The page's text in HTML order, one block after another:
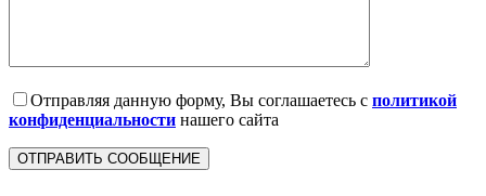
Отправляя данную форму, Вы соглашаетесь с политикой
конфиденциальности нашего сайта